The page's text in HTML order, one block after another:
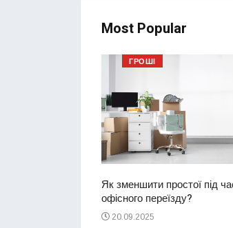
Most Popular
ГРОШІ
Як зменшити простої під
офісного переїзду?
20.09.2025